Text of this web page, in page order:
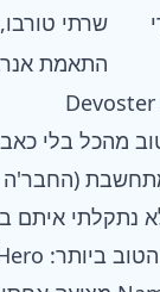
שרתי טורבו, VPS סקיילבילי
התאמת
מתחשבת
נתקלתי איתם